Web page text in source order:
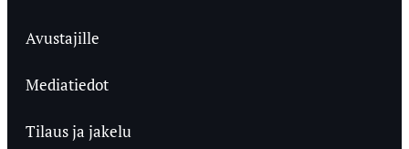
Avustajille
Mediatiedot
Tilaus ja jakelu